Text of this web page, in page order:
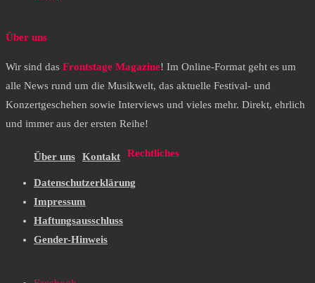
Über uns
Wir sind das Frontstage Magazine! Im Online-Format geht es um
alle News rund um die Musikwelt, das aktuelle Festival- und
Konzertgeschehen sowie Interviews und vieles mehr. Direkt, ehrlich
und immer aus der ersten Reihe!
Über uns Kontakt Rechtliches
Datenschutzerklärung
Impressum
Haftungsausschluss
Gender-Hinweis